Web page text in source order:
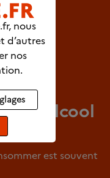
Alcool
est souvent
nous
d’autres
nos